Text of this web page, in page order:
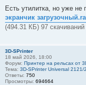
Есть утилитка, но уже не
экранчик
(494.31 КБ) 97 скачиваний
3D-SPrinter
18 май 2026, 18:00
Форум: Принтер на рельсах от
Тема: 3D-SPrinter Universal 2121/
Ответы: 750
Просмотры: 694664